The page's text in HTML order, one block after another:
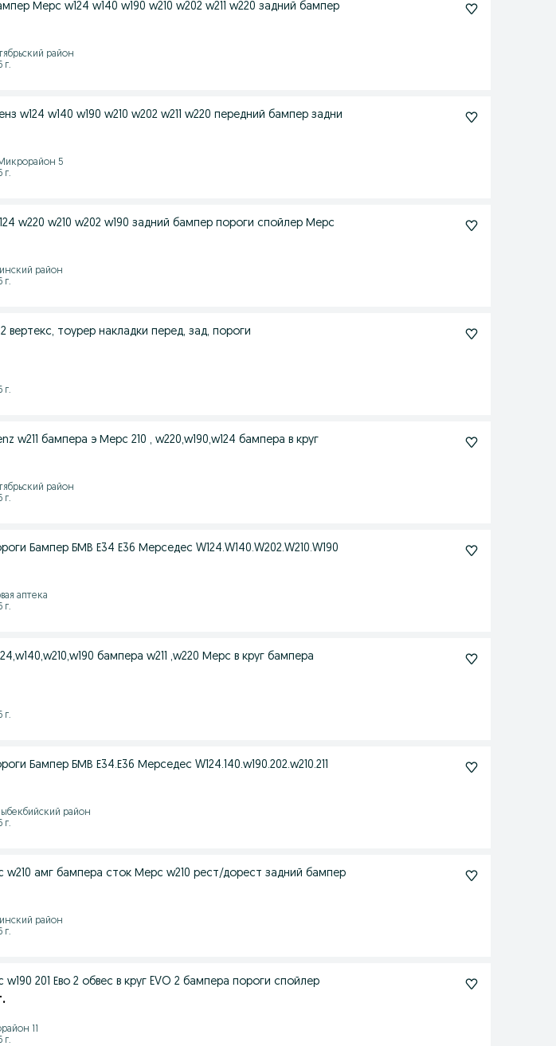
Мерс w124 w140 w190 w210 w202 w211 w220 задний бампер
район
г.
w124 w140 w190 w210 w202 w211 w220 передний бампер задни
5
г.
w220 w210 w202 w190 задний бампер пороги спойлер Мерс
район
г.
Обвес марк 2 вертекс, тоурер накладки перед, зад, пороги
г.
Mercedes-benz w211 бампера э Мерс 210 , w220,w190,w124 бампера в круг
район
г.
Бампер БМВ Е34 Е36 Мерседес W124.W140.W202.W210.W190
аптека
г.
Mercedes w124,w140,w210,w190 бампера w211 ,w220 Мерс в круг бампера
г.
Бампер БМВ Е34.Е36 Мерседес W124.140.w190.202.w210.211
район
г.
w210 амг бампера сток Мерс w210 рест/дорест задний бампер
район
г.
201 Ево 2 обвес в круг EVO 2 бампера пороги спойлер
11
г.